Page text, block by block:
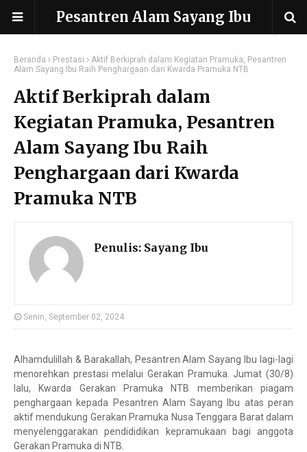
Pesantren Alam Sayang Ibu
Beranda Prestasi
Aktif Berkiprah dalam Kegiatan Pramuka, Pesantren
Alam Sayang Ibu Raih Penghargaan dari Kwarda Pramuka NTB
Aktif Berkiprah dalam
Kegiatan Pramuka, Pesantren
Alam Sayang Ibu Raih
Penghargaan dari Kwarda
Pramuka NTB
Penulis: Sayang Ibu
Senin, September 02, 2024
Alhamdulillah & Barakallah, Pesantren Alam Sayang Ibu lagi-lagi
menorehkan prestasi melalui Gerakan Pramuka. Jumat (30/8)
lalu, Kwarda Gerakan Pramuka NTB memberikan piagam
penghargaan kepada Pesantren Alam Sayang Ibu atas peran
aktif mendukung Gerakan Pramuka Nusa Tenggara Barat dalam
menyelenggarakan pendididikan kepramukaan bagi anggota
Gerakan Pramuka di NTB.